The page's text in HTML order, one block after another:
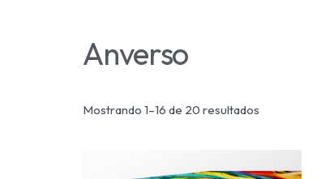
Anverso
Mostrando 1–16 de 20 resultados